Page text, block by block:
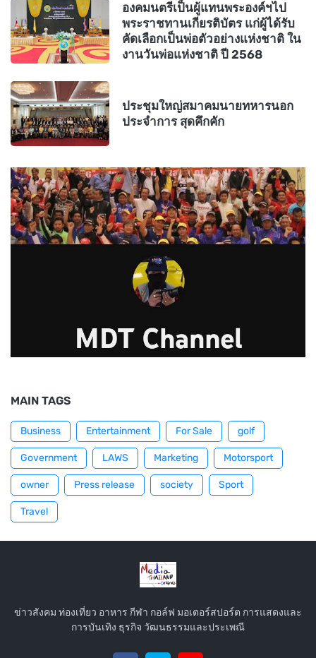
องคมนตรีเป็นผู้แทนพระองค์ฯไป
พระราชทานเกียรติบัตร แก่ผู้ได้รับ
คัดเลือกเป็นพ่อตัวอย่างแห่งชาติ ใน
งานวันพ่อแห่งชาติ ปี 2568
ประชุมใหญ่สมาคมนายทหารนอก
ประจำการ สุดคึกคัก
MAIN TAGS
Business Entertainment For Sale golf
Government LAWS Marketing Motorsport
owner Press release society Sport
Travel
ข่าวสังคม ท่องเที่ยว อาหาร กีฬา กอล์ฟ มอเตอร์สปอร์ต การแสดงและ
การบันเทิง ธุรกิจ วัฒนธรรมและประเพณี